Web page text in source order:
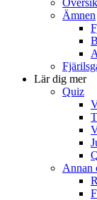
Ämnen
Lär dig mer
Quiz
Annan